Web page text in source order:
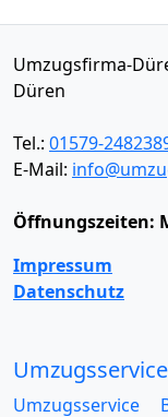
Umzugsfirma-
Düren
Tel.: 01579-
E-Mail:
Öffnungszeiten:
Impressum
Datenschutz
Umzugsservice
Umzugsservice